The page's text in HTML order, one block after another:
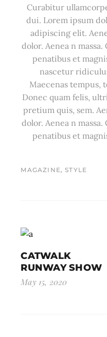
Curabitur
dui. Lorem ipsum
adipiscing elit.
dolor. Aenea n
penatibus et
nascetur
Maecenas tempus,
Donec quam felis,
pretium quis, sem.
dolor. Aenea n
penatibus et
MAGAZINE,STYLE
CATWALK
RUNWAY SHOW
May 15, 2020